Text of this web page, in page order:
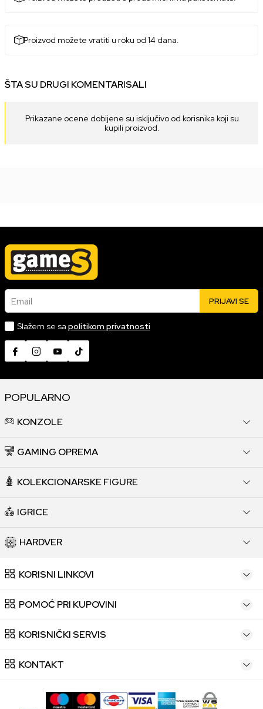
Proizvod možete vratiti u roku od 14 dana.
ŠTA SU DRUGI KOMENTARISALI
Prikazane ocene dobijene su isključivo od korisnika koji su
kupili proizvod.
Email PRIJAVI SE
Slažem se sa politikom privatnosti
POPULARNO
KONZOLE
GAMING OPREMA
KOLEKCIONARSKE FIGURE
IGRICE
HARDVER
KORISNI LINKOVI
POMOĆ PRI KUPOVINI
KORISNIČKI SERVIS
KONTAKT